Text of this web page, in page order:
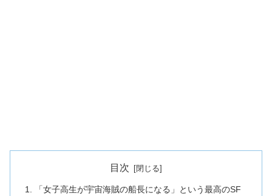
目次
「女子高生が宇宙海賊の船長になる」という最高のSF